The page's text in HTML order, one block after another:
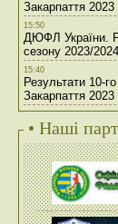
Закарпаття 2023
15:50
ДЮФЛ України.
сезону 2023/2024
15:40
Результати 10-
Закарпаття 2023
• Наші